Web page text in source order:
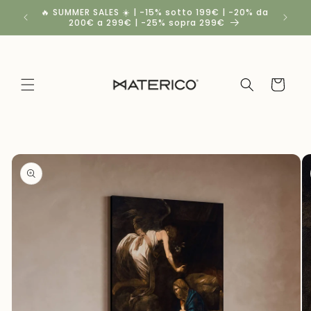
direttamente
ai contenuti
🔥 SUMMER SALES ☀️ | -15% sotto 199€ | -20% da
200€ a 299€ | -25% sopra 299€
Carrello
informazioni
sul
prodotto